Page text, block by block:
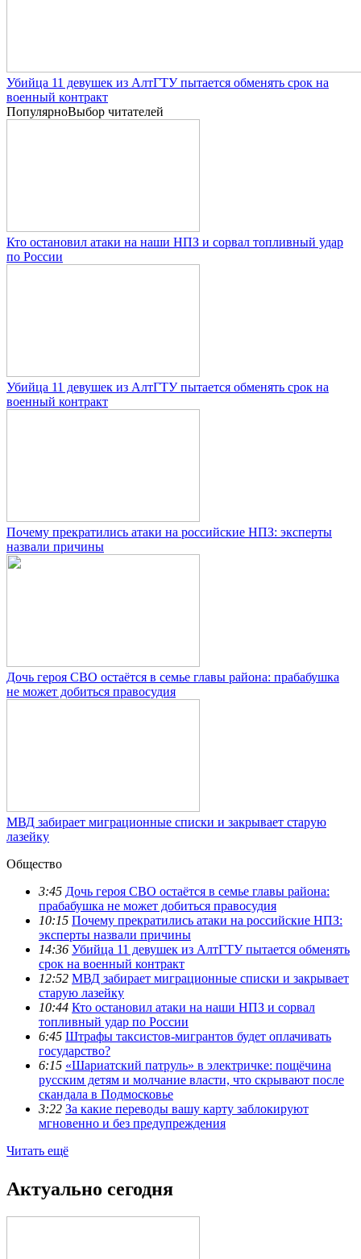
Убийца 11 девушек из АлтГТУ пытается обменять срок на
военный контракт
ПопулярноВыбор читателей
Кто остановил атаки на наши НПЗ и сорвал топливный удар
по России
Убийца 11 девушек из АлтГТУ пытается обменять срок на
военный контракт
Почему прекратились атаки на российские НПЗ: эксперты
назвали причины
Дочь героя СВО остаётся в семье главы района: прабабушка
не может добиться правосудия
МВД забирает миграционные списки и закрывает старую
лазейку
Общество
3:45 Дочь героя СВО остаётся в семье главы района:
прабабушка не может добиться правосудия
10:15 Почему прекратились атаки на российские НПЗ:
эксперты назвали причины
14:36 Убийца 11 девушек из АлтГТУ пытается обменять
срок на военный контракт
12:52 МВД забирает миграционные списки и закрывает
старую лазейку
10:44 Кто остановил атаки на наши НПЗ и сорвал
топливный удар по России
6:45 Штрафы таксистов-мигрантов будет оплачивать
государство?
6:15 «Шариатский патруль» в электричке: пощёчина
русским детям и молчание власти, что скрывают после
скандала в Подмосковье
3:22 За какие переводы вашу карту заблокируют
мгновенно и без предупреждения
Читать ещё
Актуально сегодня